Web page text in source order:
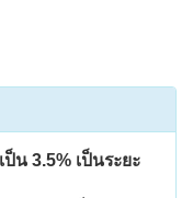
น 3.5% เป็นระยะ